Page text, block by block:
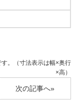
。（寸法表示は幅×奥行
×高）
次の記事へ»